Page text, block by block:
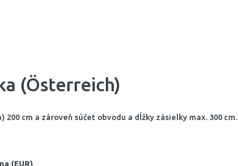
(Österreich)
cm a zároveň súčet obvodu a dĺžky zásielky max. 300 cm.
(EUR)